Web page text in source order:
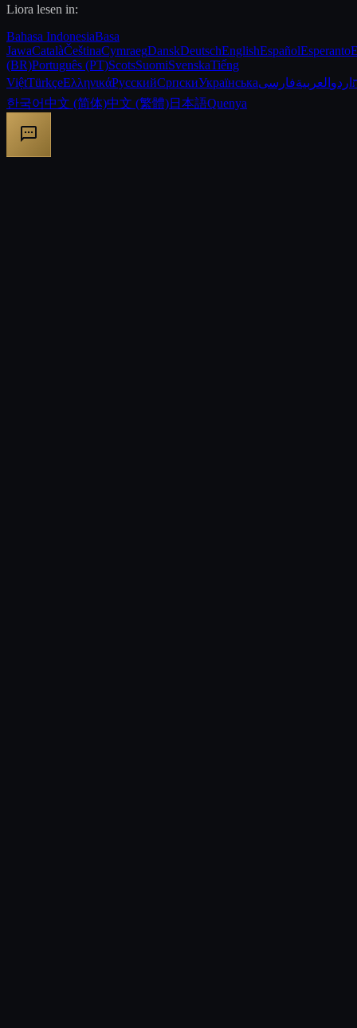
Liora lesen in:
Bahasa IndonesiaBasa
JawaCatalàČeštinaCymraegDanskDeutschEnglishEspañolEsperanto
(BR)Português (PT)ScotsSuomiSvenskaTiếng
ViệtTürkçeΕλληνικάРусскийСрпскиУкраїнська اردو العربيةفارسی
한국어中文 (简体)中文 (繁體)日本語Quenya